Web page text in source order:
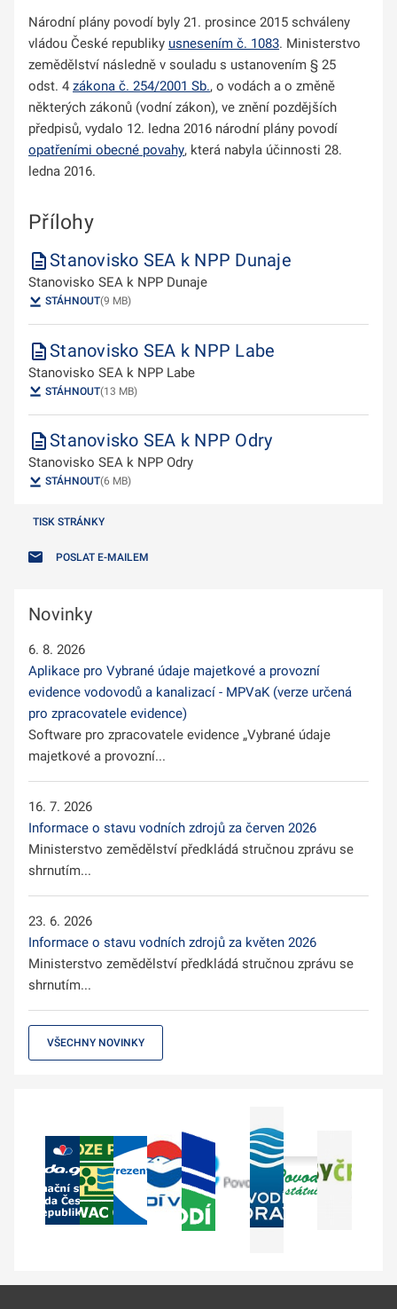
Národní plány povodí byly 21. prosince 2015 schváleny
vládou České republiky usnesením č. 1083. Ministerstvo
zemědělství následně v souladu s ustanovením § 25
odst. 4 zákona č. 254/2001 Sb., o vodách a o změně
některých zákonů (vodní zákon), ve znění pozdějších
předpisů, vydalo 12. ledna 2016 národní plány povodí
opatřeními obecné povahy, která nabyla účinnosti 28.
ledna 2016.
Přílohy
Stanovisko SEA k NPP Dunaje
Stanovisko SEA k NPP Dunaje
STÁHNOUT(9 MB)
Stanovisko SEA k NPP Labe
Stanovisko SEA k NPP Labe
STÁHNOUT(13 MB)
Stanovisko SEA k NPP Odry
Stanovisko SEA k NPP Odry
STÁHNOUT(6 MB)
TISK STRÁNKY
POSLAT E-MAILEM
Novinky
6. 8. 2026
Aplikace pro Vybrané údaje majetkové a provozní
evidence vodovodů a kanalizací - MPVaK (verze určená
pro zpracovatele evidence)
Software pro zpracovatele evidence „Vybrané údaje
majetkové a provozní...
16. 7. 2026
Informace o stavu vodních zdrojů za červen 2026
Ministerstvo zemědělství předkládá stručnou zprávu se
shrnutím...
23. 6. 2026
Informace o stavu vodních zdrojů za květen 2026
Ministerstvo zemědělství předkládá stručnou zprávu se
shrnutím...
VŠECHNY NOVINKY